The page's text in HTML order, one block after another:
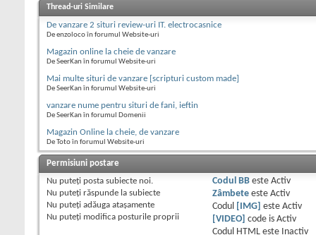
Thread-uri Similare
De vanzare 2 situri review-uri IT. electrocasnice
De enzoloco în forumul Website-uri
Magazin online la cheie de vanzare
De SeerKan în forumul Website-uri
Mai multe situri de vanzare [scripturi custom made]
De SeerKan în forumul Website-uri
vanzare nume pentru situri de fani, ieftin
De SeerKan în forumul Domenii
Magazin Online la cheie, de vanzare
De Toto în forumul Website-uri
Permisiuni postare
Nu puteţi posta subiecte noi.
Nu puteţi răspunde la subiecte
Nu puteţi adăuga ataşamente
Nu puteţi modifica posturile proprii
Codul BBeste Activ
Zâmbeteeste Activ
Codul
[IMG] este Activ
[VIDEO] code is Activ
Codul HTML este
Inactiv